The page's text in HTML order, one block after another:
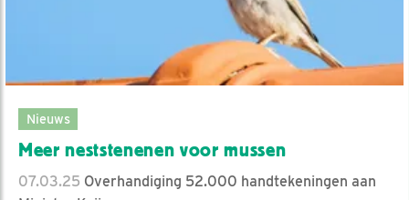
Nieuws
Meer neststenenen voor mussen
07.03.25 Overhandiging 52.000 handtekeningen aan